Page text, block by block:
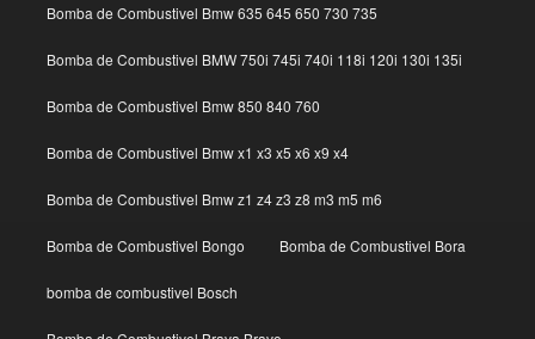
Bomba de Combustivel Bmw 635 645 650 730 735
Bomba de Combustivel BMW 750i 745i 740i 118i 120i 130i 135i
Bomba de Combustivel Bmw 850 840 760
Bomba de Combustivel Bmw x1 x3 x5 x6 x9 x4
Bomba de Combustivel Bmw z1 z4 z3 z8 m3 m5 m6
Bomba de Combustivel Bongo Bomba de Combustivel Bora
bomba de combustivel Bosch